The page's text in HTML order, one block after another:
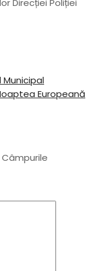
Direcției Poliției
Europeană
Câmpurile